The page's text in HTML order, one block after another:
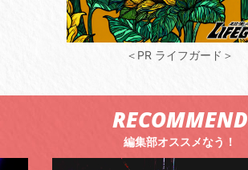
＜PR ライフガード＞
RECOMMEND
編集部オススメなう！